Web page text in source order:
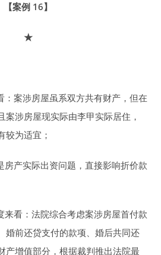
【案例 16】
★
：案涉房屋虽系双方共有财产，但在
案涉房屋现实际由李甲实际居住，
较为适宜；
房产实际出资问题，直接影响折价款
来看：法院综合考虑案涉房屋首付款
婚前还贷支付的款项、婚后共同还
产增值部分，根据裁判推出法院最